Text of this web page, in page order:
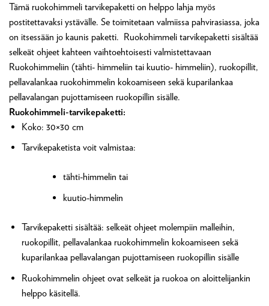
Tämä ruokohimmeli tarvikepaketti on helppo lahja myös
postitettavaksi ystävälle. Se toimitetaan valmiissa pahvirasiassa, joka
on itsessään jo kaunis paketti. Ruokohimmeli tarvikepaketti sisältää
selkeät ohjeet kahteen vaihtoehtoisesti valmistettavaan
Ruokohimmeliin (tähti- himmeliin tai kuutio- himmeliin), ruokopillit,
pellavalankaa ruokohimmelin kokoamiseen sekä kuparilankaa
pellavalangan pujottamiseen ruokopillin sisälle.
Ruokohimmeli-tarvikepaketti:
Koko: 30×30 cm
Tarvikepaketista voit valmistaa:
tähti-himmelin tai
kuutio-himmelin
Tarvikepaketti sisältää: selkeät ohjeet molempiin malleihin,
ruokopillit, pellavalankaa ruokohimmelin kokoamiseen sekä
kuparilankaa pellavalangan pujottamiseen ruokopillin sisälle
Ruokohimmelin ohjeet ovat selkeät ja ruokoa on aloittelijankin
helppo käsitellä.